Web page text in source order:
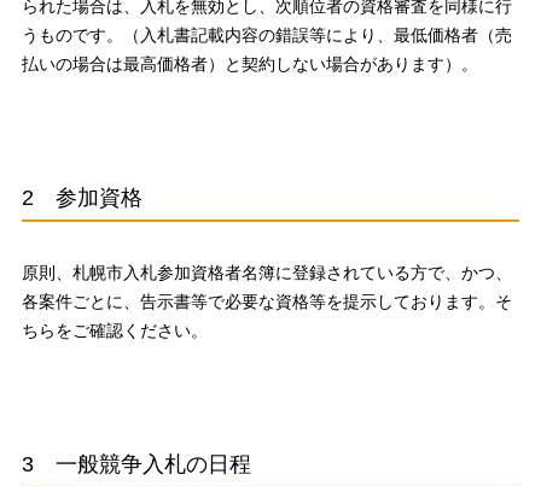
られた場合は、入札を無効とし、次順位者の資格審査を同様に行
うものです。（入札書記載内容の錯誤等により、最低価格者（売
払いの場合は最高価格者）と契約しない場合があります）。
2 参加資格
原則、札幌市入札参加資格者名簿に登録されている方で、かつ、
各案件ごとに、告示書等で必要な資格等を提示しております。そ
ちらをご確認ください。
3 一般競争入札の日程